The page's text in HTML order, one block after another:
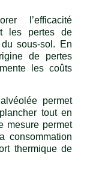
l’efficacité
les pertes de
sous-sol. En
de pertes
les coûts
permet
tout en
mesure permet
consommation
thermique de